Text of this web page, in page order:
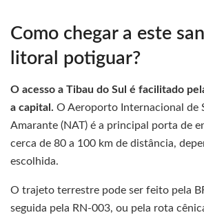
Como chegar a este
litoral potiguar?
O acesso a Tibau do Sul é facilitado
a capital. O Aeroporto Internacional de
Amarante (NAT) é a principal porta de
cerca de 80 a 100 km de distância,
escolhida.
O trajeto terrestre pode ser feito pela
seguida pela RN-003, ou pela rota